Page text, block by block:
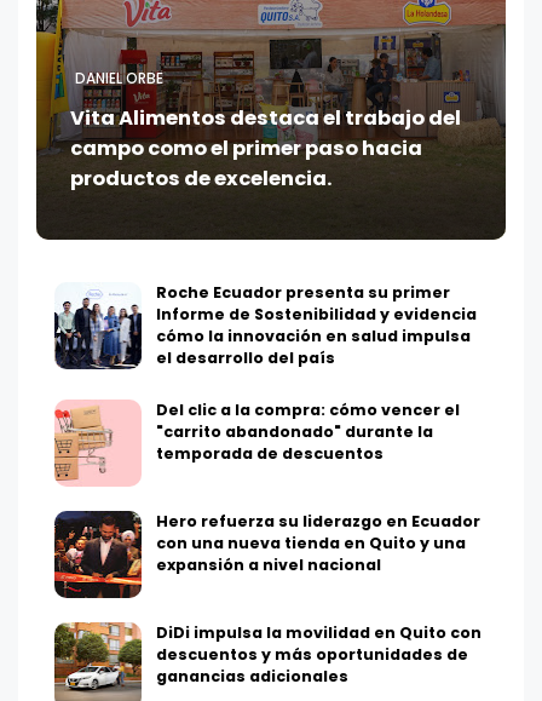
DANIEL ORBE
Vita Alimentos destaca el trabajo del
campo como el primer paso hacia
productos de excelencia.
Roche Ecuador presenta su primer
Informe de Sostenibilidad y evidencia
cómo la innovación en salud impulsa
el desarrollo del país
Del clic a la compra: cómo vencer el
"carrito abandonado" durante la
temporada de descuentos
Hero refuerza su liderazgo en Ecuador
con una nueva tienda en Quito y una
expansión a nivel nacional
DiDi impulsa la movilidad en Quito con
descuentos y más oportunidades de
ganancias adicionales